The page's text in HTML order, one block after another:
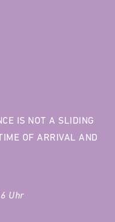
Uhr
IS NOT A SLIDING
OF ARRIVAL AND